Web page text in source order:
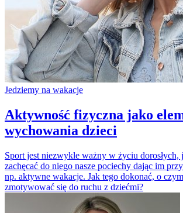
Jedziemy na wakacje
Aktywność fizyczna jako
wychowania dzieci
Sport jest niezwykle ważny w życiu dorosłych,
zachęcać do niego nasze pociechy dając im
np. aktywne wakacje. Jak tego dokonać, o
zmotywować się do ruchu z dziećmi?